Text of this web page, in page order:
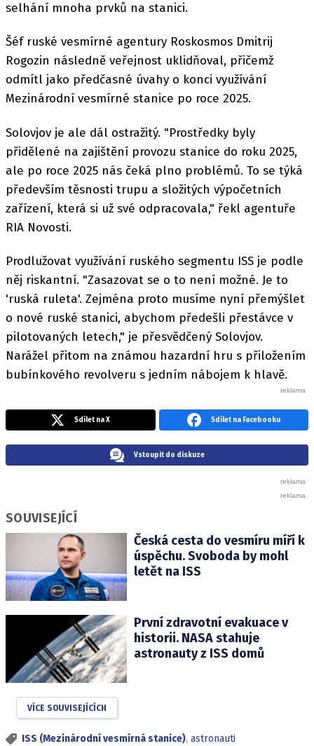
selhání mnoha prvků na stanici.
Šéf ruské vesmírné agentury Roskosmos Dmitrij
Rogozin následně veřejnost uklidňoval, přičemž
odmítl jako předčasné úvahy o konci využívání
Mezinárodní vesmírné stanice po roce 2025.
Solovjov je ale dál ostražitý. "Prostředky byly
přidělené na zajištění provozu stanice do roku 2025,
ale po roce 2025 nás čeká plno problémů. To se týká
především těsnosti trupu a složitých výpočetních
zařízení, která si už své odpracovala," řekl agentuře
RIA Novosti.
Prodlužovat využívání ruského segmentu ISS je podle
něj riskantní. "Zasazovat se o to není možné. Je to
'ruská ruleta'. Zejména proto musíme nyní přemýšlet
o nové ruské stanici, abychom předešli přestávce v
pilotovaných letech," je přesvědčený Solovjov.
Narážel přitom na známou hazardní hru s přiložením
bubínkového revolveru s jedním nábojem k hlavě.
Sdílet na X Sdílet na Facebooku
Vstoupit do diskuze
SOUVISEJÍCÍ
Česká cesta do vesmíru míří k
úspěchu. Svoboda by mohl
letět na ISS
První zdravotní evakuace v
historii. NASA stahuje
astronauty z ISS domů
VÍCE SOUVISEJÍCÍCH
ISS (Mezinárodní vesmírná stanice), astronauti